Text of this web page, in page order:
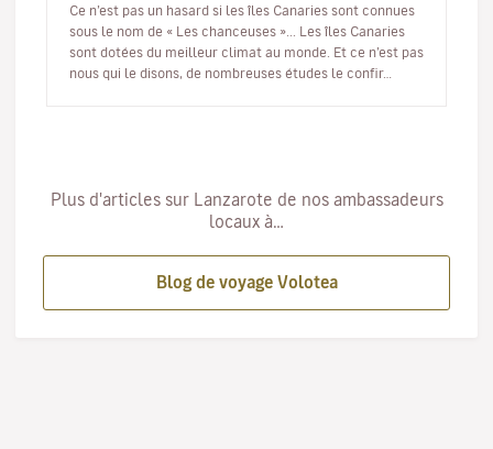
Ce n’est pas un hasard si les îles Canaries sont connues
sous le nom de « Les chanceuses »... Les îles Canaries
sont dotées du meilleur climat au monde. Et ce n’est pas
nous qui le disons, de nombreuses études le confir…
Plus d'articles sur Lanzarote de nos ambassadeurs
locaux à…
Blog de voyage Volotea